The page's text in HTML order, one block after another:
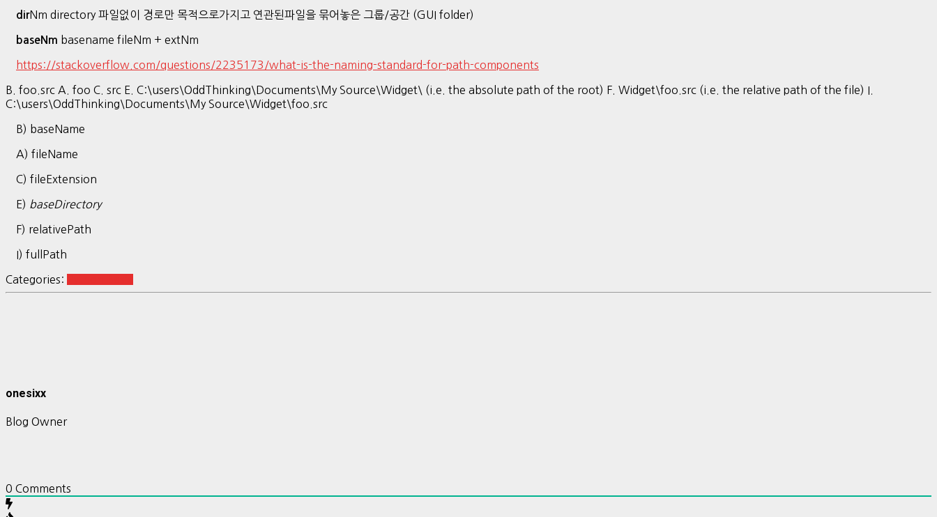
dirNm directory 파일없이 경로만 목적으로가지고 연관된파일을 묶어놓은 그룹/공간 (GUI folder)
baseNm basename fileNm + extNm
https://stackoverflow.com/questions/2235173/what-is-the-naming-standard-for-path-components
B. foo.src A. foo C. src E. C:\users\OddThinking\Documents\My Source\Widget\ (i.e. the absolute path of the root) F. Widget\foo.src (i.e. the relative path of the file) I.
C:\users\OddThinking\Documents\My Source\Widget\foo.src
B) baseName
A) fileName
C) fileExtension
E) baseDirectory
F) relativePath
I) fullPath
Categories:
onesixx
Blog Owner
0 Comments